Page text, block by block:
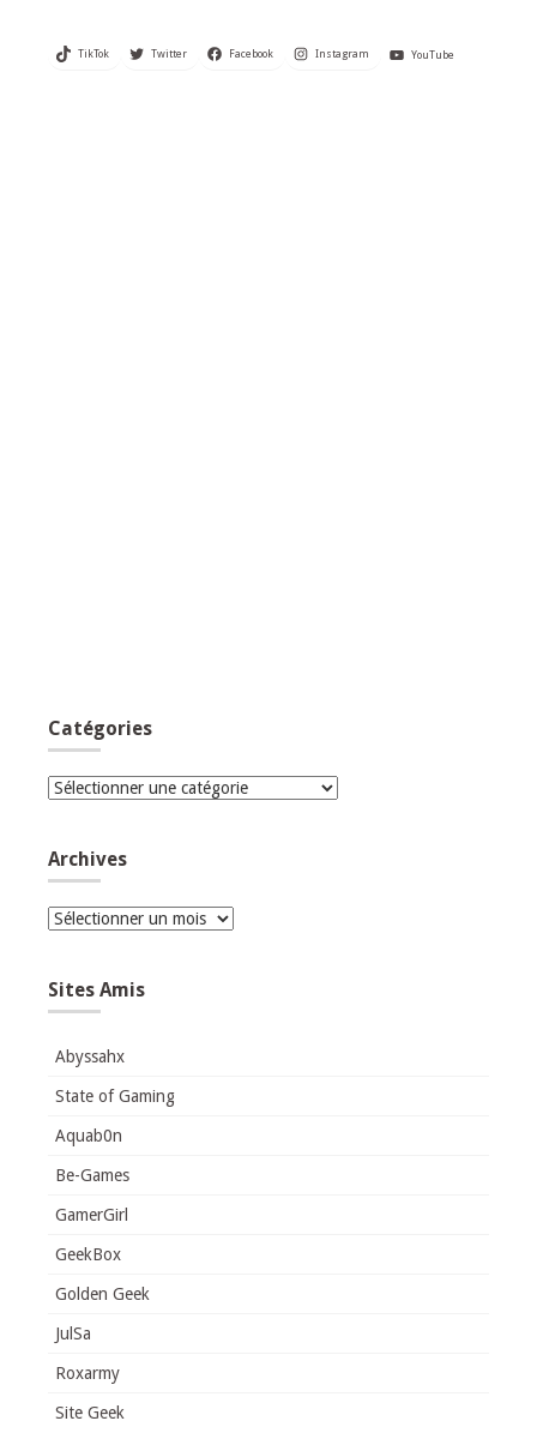
TikTok Twitter Facebook Instagram YouTube
Catégories
Catégories
Archives
Archives
Sites Amis
Abyssahx
State of Gaming
Aquab0n
Be-Games
GamerGirl
GeekBox
Golden Geek
JulSa
Roxarmy
Site Geek